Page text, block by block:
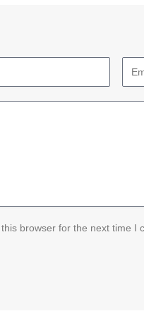
browser for the next time I